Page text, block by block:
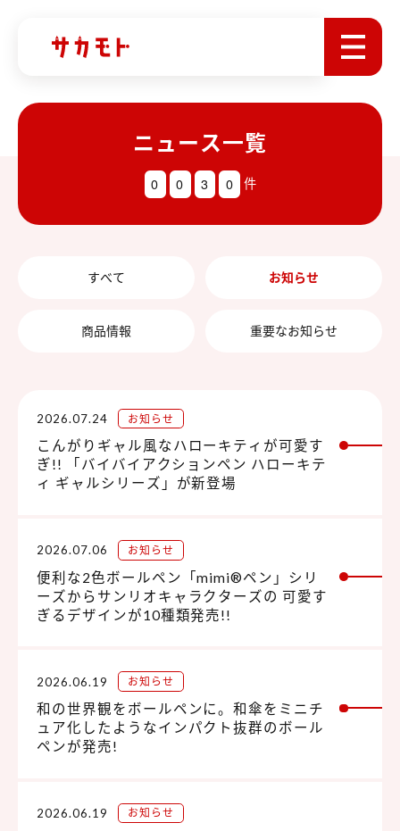
ニュース一覧
0 0 3 0 件
すべて お知らせ
商品情報 重要なお知らせ
2026.07.24 お知らせ
こんがりギャル風なハローキティが可愛す
ぎ!! 「バイバイアクションペン ハローキテ
ィ ギャルシリーズ」が新登場
2026.07.06 お知らせ
便利な2色ボールペン「mimi®ペン」シリ
ーズからサンリオキャラクターズの 可愛す
ぎるデザインが10種類発売!!
2026.06.19 お知らせ
和の世界観をボールペンに。和傘をミニチ
ュア化したようなインパクト抜群のボール
ペンが発売!
2026.06.19 お知らせ